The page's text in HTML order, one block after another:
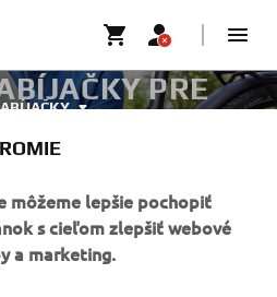
PRE
môžeme lepšie pochopiť
s cieľom zlepšiť webové
a marketing.